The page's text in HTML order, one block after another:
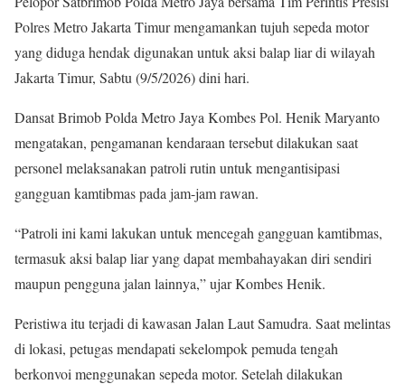
Polres Metro Jakarta Timur mengamankan tujuh sepeda motor
yang diduga hendak digunakan untuk aksi balap liar di wilayah
Jakarta Timur, Sabtu (9/5/2026) dini hari.
Dansat Brimob Polda Metro Jaya Kombes Pol. Henik Maryanto
mengatakan, pengamanan kendaraan tersebut dilakukan saat
personel melaksanakan patroli rutin untuk mengantisipasi
gangguan kamtibmas pada jam-jam rawan.
“Patroli ini kami lakukan untuk mencegah gangguan kamtibmas,
termasuk aksi balap liar yang dapat membahayakan diri sendiri
maupun pengguna jalan lainnya,” ujar Kombes Henik.
Peristiwa itu terjadi di kawasan Jalan Laut Samudra. Saat melintas
di lokasi, petugas mendapati sekelompok pemuda tengah
berkonvoi menggunakan sepeda motor. Setelah dilakukan